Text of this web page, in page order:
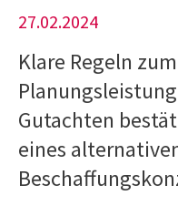
27.02.2024
Klare Regeln
Gutachten
eines